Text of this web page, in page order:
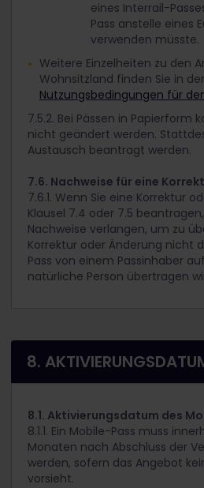
eines Interrail-
Pass anstelle eines
verwenden müsste.
Weitere Einzelheiten zu den
Wohnsitzland finden Sie in
Nutzungsbedingungen für
7.5.2. Bei Pässen in Papierform
nicht geändert werden.
Austausch beantragt werden.
7.6. Nachweise für eine
7.6.1. Wenn Sie eine Korrektur
Klausel 7.4 oder 7.5
Nachweise verlangen, um zu
Korrektur oder Änderung nicht
Pass von einem Passinhaber
natürliche Person übertragen
8.
8.1. Aktivierungsdatum des
8.1.1. Ein Mobile-Pass muss
Monaten nach Abschluss der
werden, sofern das Angebot
vorsieht.